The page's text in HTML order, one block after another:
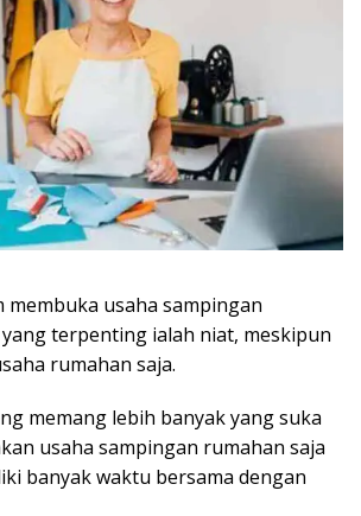
membuka usaha sampingan
terpenting ialah niat, meskipun
rumahan saja.
memang lebih banyak yang suka
usaha sampingan rumahan saja
banyak waktu bersama dengan